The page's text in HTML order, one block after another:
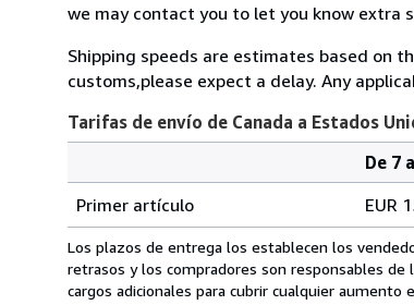
we may contact you to let you know extra
Shipping speeds are estimates based on
customs,please expect a delay. Any
Tarifas de envío de Canada a Estados
de
envío
de
Canada
pedido
De 7
Primer artículo
EUR
Los plazos de entrega los establecen los
retrasos y los compradores son responsables de
cargos adicionales para cubrir cualquier